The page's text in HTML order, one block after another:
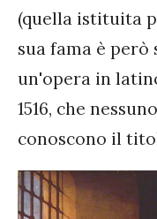
(quella istituita
sua fama è
un'opera in
1516, che
conoscono il